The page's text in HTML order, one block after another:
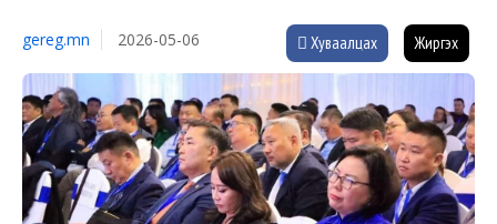
gereg.mn 2026-05-06 Хуваалцах Жиргэх